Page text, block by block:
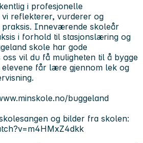
i profesjonelle
reflekterer, vurderer og
Inneværende skoleår
i forhold til stasjonslæring og
skole har gode
vil du få muligheten til å bygge
får lære gjennom lek og
buggeland
og bilder fra skolen: